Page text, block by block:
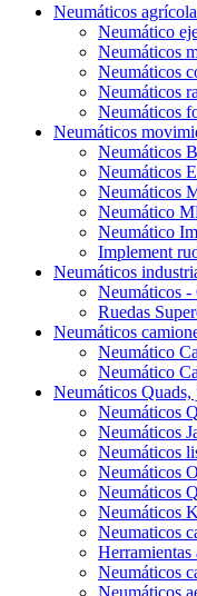
Neumáticos
Neumático
Neumáticos
Neumáticos
Neumáticos
Neumáticos
Neumáticos
Neumáticos
Neumáticos
Neumáticos
Neumático
Neumático
Implement
Neumáticos
Neumáticos -
Ruedas
Neumáticos
Neumático
Neumático
Neumáticos
Neumáticos
Neumáticos
Neumáticos
Neumáticos
Neumáticos
Neumáticos
Neumaticos
Neumáticos
Neumáticos